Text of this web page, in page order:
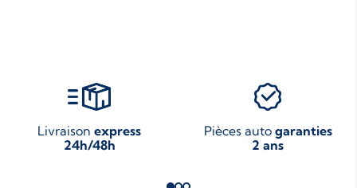
Livraison express
24h/48h
Pièces auto garanties
2 ans